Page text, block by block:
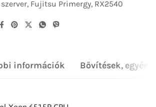
, Fujitsu Primergy, RX2540
információk Bővítések,